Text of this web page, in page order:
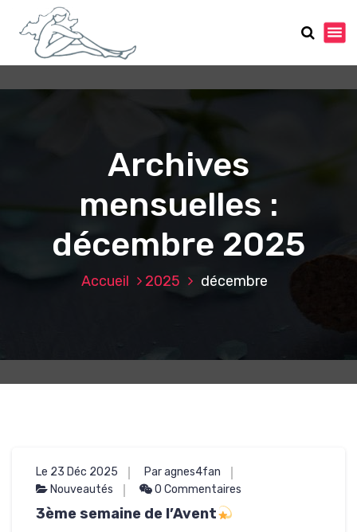
Archives
mensuelles :
décembre 2025
Accueil 2025 décembre
Le 23 Déc 2025
Par agnes4fan
Nouveautés
0 Commentaires
3ème semaine de l’Avent